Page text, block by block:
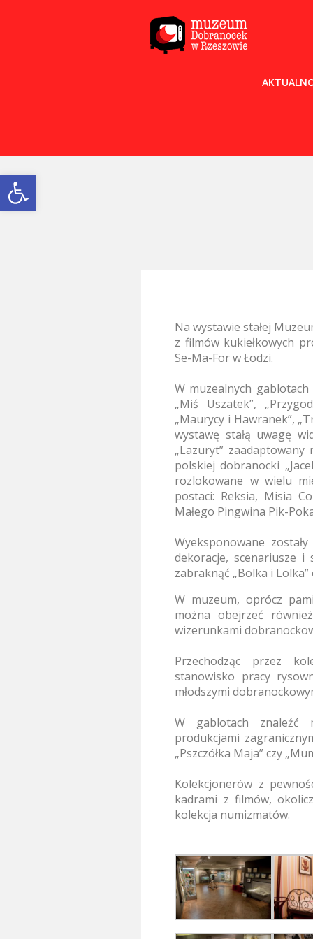
Open toolbar
Na wystawie stałej
z filmów kukiełkowych
Se-Ma-For w Łodzi.
W muzealnych
„Miś Uszatek”,
„Maurycy i Hawranek”,
wystawę stałą uwagę
„Lazuryt”
polskiej dobranocki
rozlokowane w wielu
postaci: Reksia, Misia
Małego Pingwina Pik-
Wyeksponowane
dekoracje, scenariusze i
zabraknąć „Bolka i Lolka”
W muzeum, oprócz
można obejrzeć
wizerunkami
Przechodząc przez
stanowisko pracy
młodszymi
W gablotach znaleźć
produkcjami
„Pszczółka Maja” czy
Kolekcjonerów z
kadrami z filmów,
kolekcja numizmatów.